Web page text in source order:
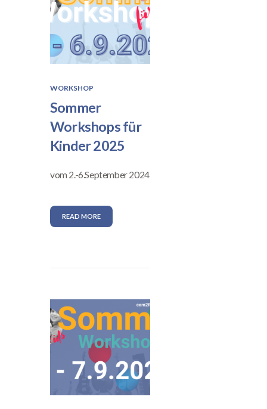
WORKSHOP
Sommer
Workshops für
Kinder 2025
vom 2.-6.September 2024
READ MORE